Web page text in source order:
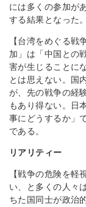
には多くの参加が
する結果となった
【台湾をめぐる戦
加」は「中国との
害が生じることに
とは思えない。国
が、先の戦争の経
もあり得ない。日
事にどうするか」
である。
リアリティー
【戦争の危険を軽
い、と多くの人々
ちた国同士が政治